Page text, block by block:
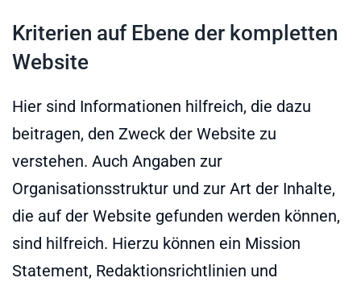
Kriterien auf Ebene der kompletten
Website
Hier sind Informationen hilfreich, die dazu
beitragen, den Zweck der Website zu
verstehen. Auch Angaben zur
Organisationsstruktur und zur Art der Inhalte,
die auf der Website gefunden werden können,
sind hilfreich. Hierzu können ein Mission
Statement, Redaktionsrichtlinien und